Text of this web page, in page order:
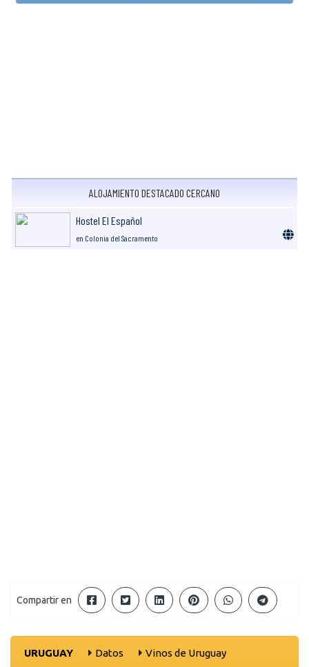
ALOJAMIENTO DESTACADO CERCANO
Hostel El Español
en Colonia del Sacramento
Compartir en
URUGUAY Datos Vinos de Uruguay